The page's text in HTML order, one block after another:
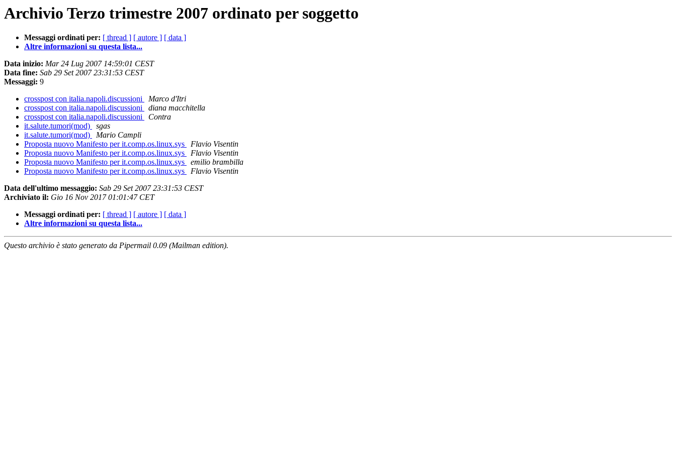
Archivio Terzo trimestre 2007 ordinato per soggetto
Messaggi ordinati per: [ thread ] [ autore ] [ data ]
Altre informazioni su questa lista...
Data inizio: Mar 24 Lug 2007 14:59:01 CEST
Data fine: Sab 29 Set 2007 23:31:53 CEST
Messaggi: 9
crosspost con italia.napoli.discussioni
Marco d'Itri
crosspost con italia.napoli.discussioni
diana macchitella
crosspost con italia.napoli.discussioni
Contra
it.salute.tumori(mod)
sgas
it.salute.tumori(mod)
Mario Campli
Proposta nuovo Manifesto per it.comp.os.linux.sys
Flavio Visentin
Proposta nuovo Manifesto per it.comp.os.linux.sys
Flavio Visentin
Proposta nuovo Manifesto per it.comp.os.linux.sys
emilio brambilla
Proposta nuovo Manifesto per it.comp.os.linux.sys
Flavio Visentin
Data dell'ultimo messaggio: Sab 29 Set 2007 23:31:53 CEST
Archiviato il: Gio 16 Nov 2017 01:01:47 CET
Messaggi ordinati per: [ thread ] [ autore ] [ data ]
Altre informazioni su questa lista...
Questo archivio è stato generato da Pipermail 0.09 (Mailman edition).